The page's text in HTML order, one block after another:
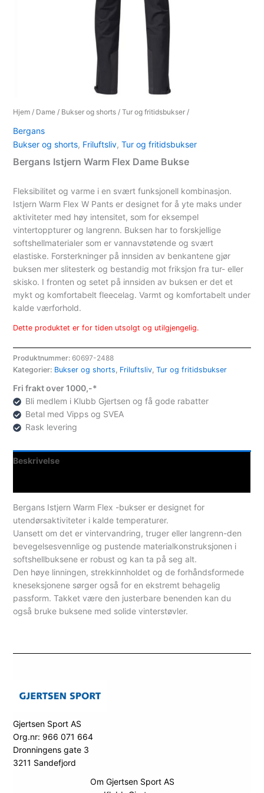
Hjem / Dame / Bukser og shorts /Tur og fritidsbukser /
Bergans
Bukser og shorts, Friluftsliv,Tur og fritidsbukser
Bergans Istjern Warm Flex Dame Bukse
Fleksibilitet og varme i en svært funksjonell kombinasjon.
Istjern Warm Flex W Pants er designet for å yte maks under
aktiviteter med høy intensitet, som for eksempel
vintertoppturer og langrenn. Buksen har to forskjellige
softshellmaterialer som er vannavstøtende og svært
elastiske. Forsterkninger på innsiden av benkantene gjør
buksen mer slitesterk og bestandig mot friksjon fra tur- eller
skisko. I fronten og setet på innsiden av buksen er det et
mykt og komfortabelt fleecelag. Varmt og komfortabelt under
kalde værforhold.
Dette produktet er for tiden utsolgt og utilgjengelig.
Produktnummer: 60697-2488
Kategorier: Bukser og shorts Friluftsliv ,Tur og fritidsbukser
Fri frakt over 1000,-*
Bli medlem i Klubb Gjertsen og få gode rabatter
Betal med Vipps og SVEA
Rask levering
Beskrivelse
Bergans Istjern Warm Flex -bukser er designet for
utendørsaktiviteter i kalde temperaturer.
Uansett om det er vintervandring, truger eller langrenn-den
bevegelsesvennlige og pustende materialkonstruksjonen i
softshellbuksene er robust og kan ta på seg alt.
Den høye linningen, strekkinnholdet og de forhåndsformede
kneseksjonene sørger også for en ekstremt behagelig
passform. Takket være den justerbare benenden kan du
også bruke buksene med solide vinterstøvler.
Gjertsen Sport AS
Org.nr: 966 071 664
Dronningens gate 3
3211 Sandefjord
Om Gjertsen Sport AS